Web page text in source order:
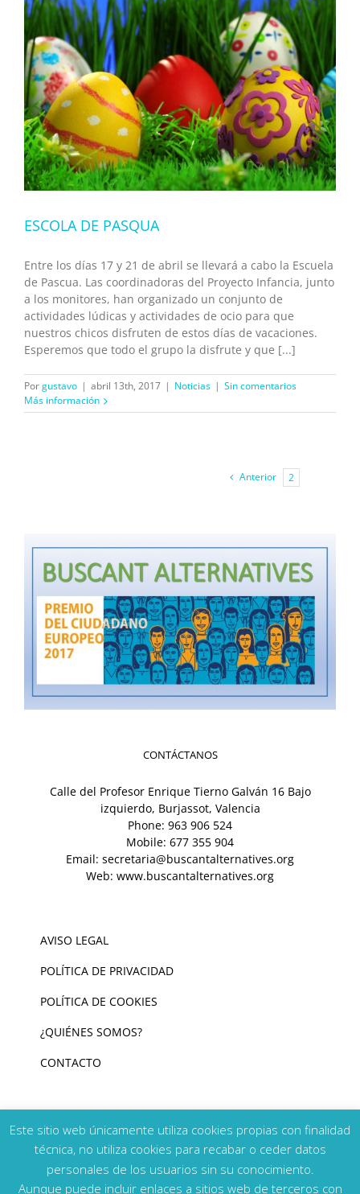
ESCOLA DE PASQUA
Entre los días 17 y 21 de abril se llevará a cabo la Escuela
de Pascua. Las coordinadoras del Proyecto Infancia, junto
a los monitores, han organizado un conjunto de
actividades lúdicas y actividades de ocio para que
nuestros chicos disfruten de estos días de vacaciones.
Esperemos que todo el grupo la disfrute y que [...]
Porgustavo | abril 13th, 2017 | Noticias | Sin comentarios
Más información
Anterior 2
CONTÁCTANOS
Calle del Profesor Enrique Tierno Galván 16 Bajo
izquierdo, Burjassot, Valencia
Phone: 963 906 524
Mobile: 677 355 904
Email: secretaria@buscantalternatives.org
Web: www.buscantalternatives.org
AVISO LEGAL
POLÍTICA DE PRIVACIDAD
POLÍTICA DE COOKIES
¿QUIÉNES SOMOS?
CONTACTO
Copyright 2026 Buscant Alternatives | Todos los derechos
reservados | Diseño y Programación: Yerany Hernández
Este sitio web únicamente utiliza cookies propias con finalidad
técnica, no utiliza cookies para recabar o ceder datos
personales de los usuarios sin su conocimiento.
Aunque puede incluir enlaces a sitios web de terceros con